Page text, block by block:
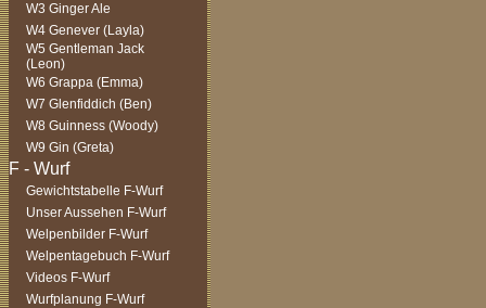
W3 Ginger Ale
W4 Genever (Layla)
W5 Gentleman Jack
(Leon)
W6 Grappa (Emma)
W7 Glenfiddich (Ben)
W8 Guinness (Woody)
W9 Gin (Greta)
Gewichtstabelle F-Wurf
Unser Aussehen F-Wurf
Welpenbilder F-Wurf
Welpentagebuch F-Wurf
Videos F-Wurf
Wurfplanung F-Wurf